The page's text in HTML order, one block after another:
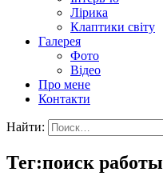
Лірика
Клаптики світу
Галерея
Фото
Відео
Про мене
Контакти
Найти:
Тег:поиск работы